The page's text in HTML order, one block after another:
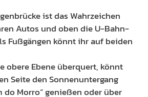
ist das Wahrzeichen
Autos und oben die U-Bahn-
Fußgängen könnt ihr auf beiden
obere Ebene überquert, könnt
Seite den Sonnenuntergang
do Morro“ genießen oder über